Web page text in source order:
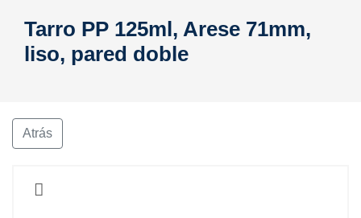
Tarro PP 125ml, Arese 71mm,
liso, pared doble
Atrás